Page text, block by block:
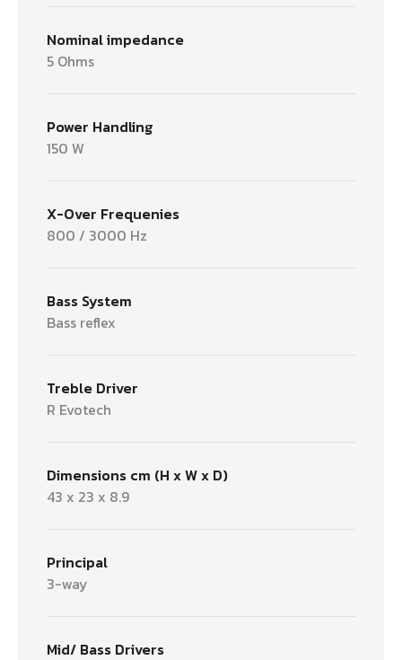
Nominal impedance
5 Ohms
Power Handling
150 W
X-Over Frequenies
800 / 3000 Hz
Bass System
Bass reflex
Treble Driver
R Evotech
Dimensions cm (H x W x D)
43 x 23 x 8.9
Principal
3-way
Mid/ Bass Drivers